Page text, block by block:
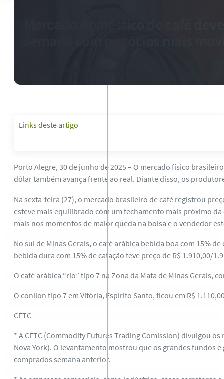
Links deste artigo
Porto Alegre, 30 de junho de 2025 – O mercado físico
dólar também avança frente ao real. Diante disso, os
Na sexta-feira (27), o mercado brasileiro de café registrou
esteve mais equilibrado com um fechamento mais próximo
mais nos momentos de maior queda na bolsa e o vendedor
No sul de Minas Gerais, o café arábica bebida boa com 15%
bebida dura com 15% de catação teve preço de R$ 1.910,00/
O café arábica “rio” tipo 7 na Zona da Mata de Minas Gerais,
O conilon tipo 7 em Vitória, Espírito Santo, ficou em R$
CFTC
* A CFTC (Commodity Futures Trading Comission) divulgou
Nova York). O levantamento mostrou que os grandes fundos
comprados semana anterior.